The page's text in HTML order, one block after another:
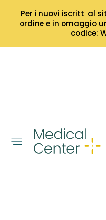
Per i nuovi iscritti al
ordine e in omaggio
codice: